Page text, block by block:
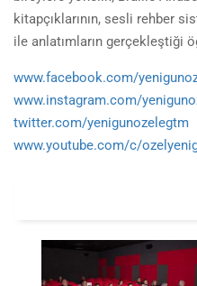
kitapçıklarının, sesli rehber
ile anlatımların gerçekleştiği
www.facebook.com/
www.instagram.com/
twitter.com/yenigunozelegtm
www.youtube.com/c/